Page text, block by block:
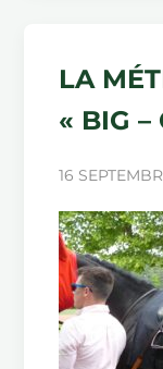
LA
« BIG –
16